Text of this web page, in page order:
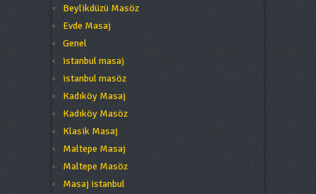
Beylikdüzü Masöz
Evde Masaj
Genel
istanbul masaj
istanbul masöz
Kadıköy Masaj
Kadıköy Masöz
Klasik Masaj
Maltepe Masaj
Maltepe Masöz
Masaj istanbul